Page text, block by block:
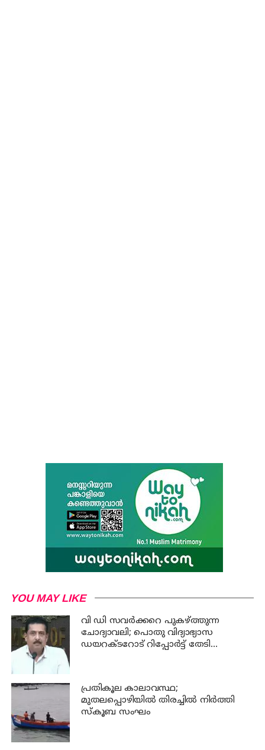
YOU MAY LIKE
വി ഡി സവര്‍ക്കറെ പുകഴ്ത്തുന്ന
ചോദ്യാവലി; പൊതു വിദ്യാഭ്യാസ
ഡയറക്ടറോട് റിപ്പോര്‍ട്ട് തേടി
പ്രതികൂല കാലാവസ്ഥ;
മുതലപ്പൊഴിയില്‍ തിരച്ചില്‍ നിര്‍ത്തി
സ്കൂബ സംഘം